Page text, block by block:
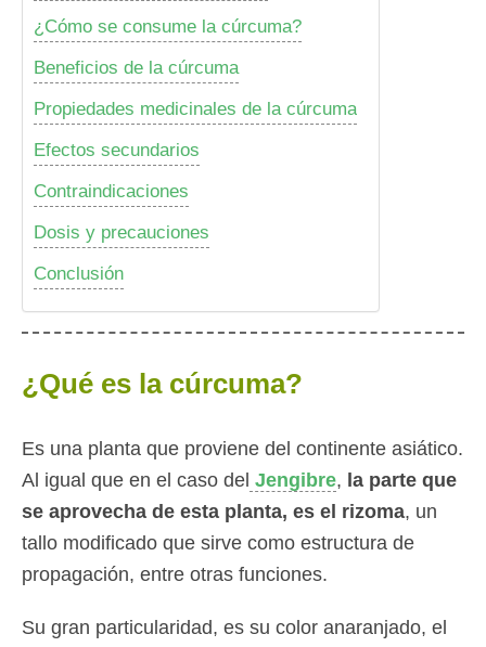
¿Cómo se consume la cúrcuma?
Beneficios de la cúrcuma
Propiedades medicinales de la cúrcuma
Efectos secundarios
Contraindicaciones
Dosis y precauciones
Conclusión
¿Qué es la cúrcuma?
Es una planta que proviene del continente asiático.
Al igual que en el caso del Jengibre, la parte que
se aprovecha de esta planta, es el rizoma, un
tallo modificado que sirve como estructura de
propagación, entre otras funciones.
Su gran particularidad, es su color anaranjado, el